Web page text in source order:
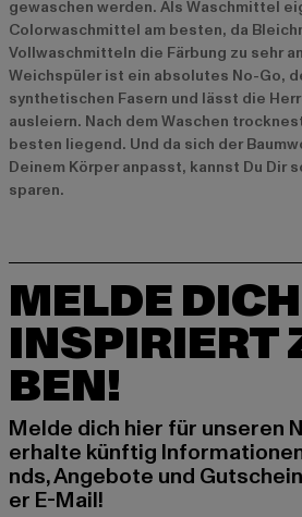
gewaschen werden. Als Waschmittel
Colorwaschmittel am besten, da
Vollwaschmitteln die Färbung zu sehr
Weichspüler ist ein absolutes No-Go,
synthetischen Fasern und lässt die
ausleiern. Nach dem Waschen
besten liegend. Und da sich der
Deinem Körper anpasst, kannst Du Dir
sparen.
MELDE
INSPIRIERT
BEN!
Melde dich hier für unseren
erhalte künftig
nds, Angebote und
er E-Mail!